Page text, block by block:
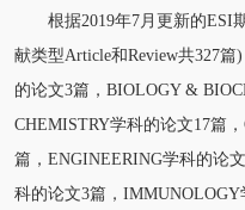
根据2019年7月更新的ESI
献类型Article和Review共327
的论文3篇，BIOLOGY &
CHEMISTRY学科的论文17篇
篇，ENGINEERING学科的论
科的论文3篇，